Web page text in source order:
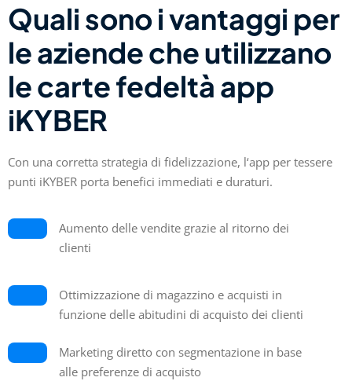
Quali sono i vantaggi per
le aziende che utilizzano
le carte fedeltà app
iKYBER
Con una corretta strategia di fidelizzazione, l‘app per tessere
punti iKYBER porta benefici immediati e duraturi.
Aumento delle vendite grazie al ritorno dei
clienti
Ottimizzazione di magazzino e acquisti in
funzione delle abitudini di acquisto dei clienti
Marketing diretto con segmentazione in base
alle preferenze di acquisto